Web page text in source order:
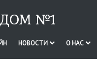
№1
НОВОСТИ О НАС